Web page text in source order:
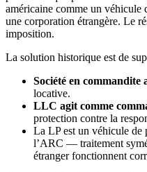
américaine comme un véhicule
une corporation étrangère. Le
imposition.
La solution historique est de
Société en commandite
locative.
LLC agit comme
protection contre la
La LP est un véhicule de
l’ARC — traitement
étranger fonctionnent